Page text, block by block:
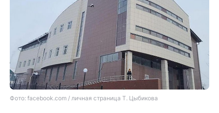
Фото: facebook.com / личная страница Т. Цыбикова